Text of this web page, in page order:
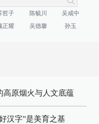
哲子 陈毓川
吴咸中
正耀 吴德馨 孙玉
高原烟火与人文底蕴
汉字”是美育之基